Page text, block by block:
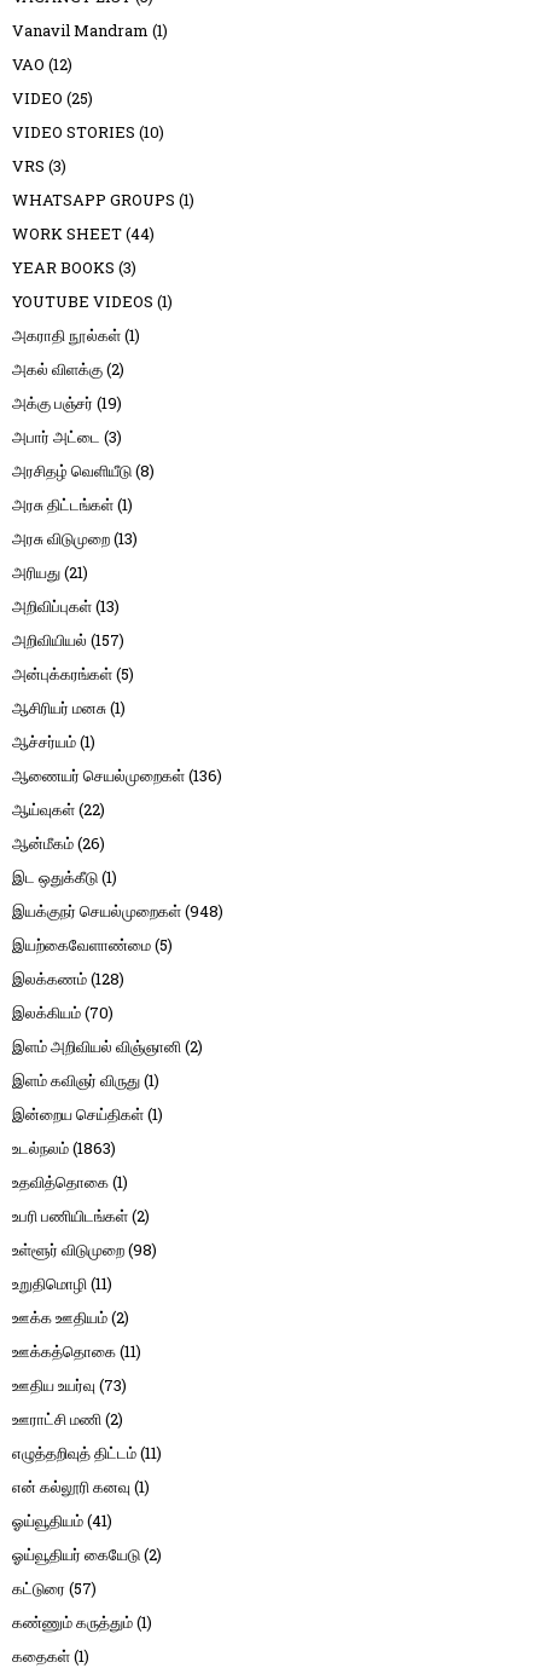
Vanavil Mandram (1)
VAO (12)
VIDEO (25)
VIDEO STORIES (10)
VRS (3)
WHATSAPP GROUPS (1)
WORK SHEET(44)
YEAR BOOKS (3)
YOUTUBE VIDEOS (1)
அகராதி நூல்கள்(1)
அகல் விளக்கு(2)
அக்கு பஞ்சர் (19)
அபார் அட்டை (3)
அரசிதழ் வெளியீடு(8)
அரசு திட்டங்கள்(1)
அரசு விடுமுறை(13)
அரியது(21)
அறிவிப்புகள்(13)
அறிவியியல் (157)
அன்புக்கரங்கள்(5)
ஆசிரியர் மனசு(1)
ஆச்சர்யம்(1)
ஆணையர் செயல்முறைகள்(136)
ஆய்வுகள்(22)
ஆன்மீகம்(26)
இட ஒதுக்கீடு(1)
இயக்குநர் செயல்முறைகள்(948)
இயற்கைவேளாண்மை(5)
இலக்கணம்(128)
இலக்கியம்(70)
இளம் அறிவியல் விஞ்ஞானி(2)
இளம் கவிஞர் விருது(1)
இன்றைய செய்திகள்(1)
உடல்நலம்(1863)
உதவித்தொகை(1)
உபரி பணியிடங்கள்(2)
உள்ளூர் விடுமுறை(98)
உறுதிமொழி(11)
ஊக்க ஊதியம்(2)
ஊக்கத்தொகை(11)
ஊதிய உயர்வு (73)
ஊராட்சி மணி(2)
எழுத்தறிவுத் திட்டம்(11)
என் கல்லூரி கனவு (1)
ஓய்வூதியம்(41)
ஓய்வூதியர் கையேடு(2)
கட்டுரை (57)
கண்ணும் கருத்தும்(1)
கதைகள்(1)